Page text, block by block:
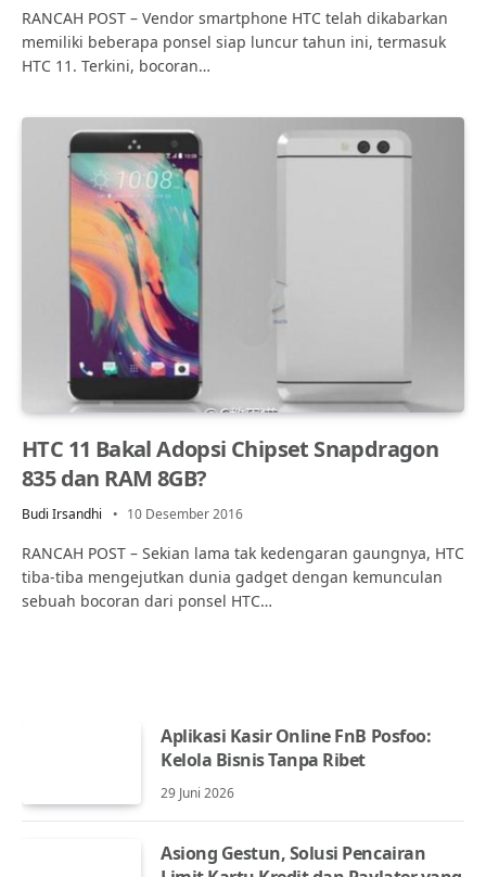
RANCAH POST – Vendor smartphone HTC telah dikabarkan
memiliki beberapa ponsel siap luncur tahun ini, termasuk
HTC 11. Terkini, bocoran…
HTC 11 Bakal Adopsi Chipset Snapdragon
835 dan RAM 8GB?
Budi Irsandhi 10 Desember 2016
RANCAH POST – Sekian lama tak kedengaran gaungnya, HTC
tiba-tiba mengejutkan dunia gadget dengan kemunculan
sebuah bocoran dari ponsel HTC…
Aplikasi Kasir Online FnB Posfoo:
Kelola Bisnis Tanpa Ribet
29 Juni 2026
Asiong Gestun, Solusi Pencairan